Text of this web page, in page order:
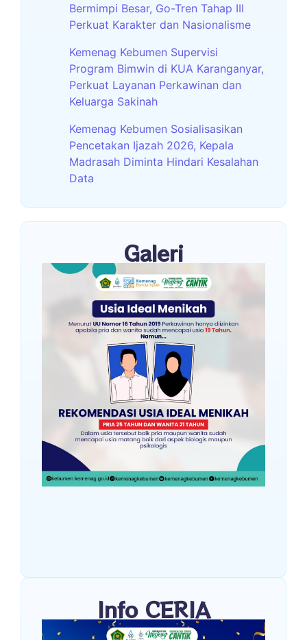
Bermimpi Besar, Go-Tren Tahap III
Perkuat Karakter dan Nasionalisme
Kemenag Kebumen Supervisi
Program Bimwin di KUA Karanganyar,
Perkuat Layanan Perkawinan dan
Keluarga Sakinah
Kemenag Kebumen Sosialisasikan
Pencetakan Ijazah 2026, Kepala
Madrasah Diminta Hindari Kesalahan
Data
Galeri
Info CERIA